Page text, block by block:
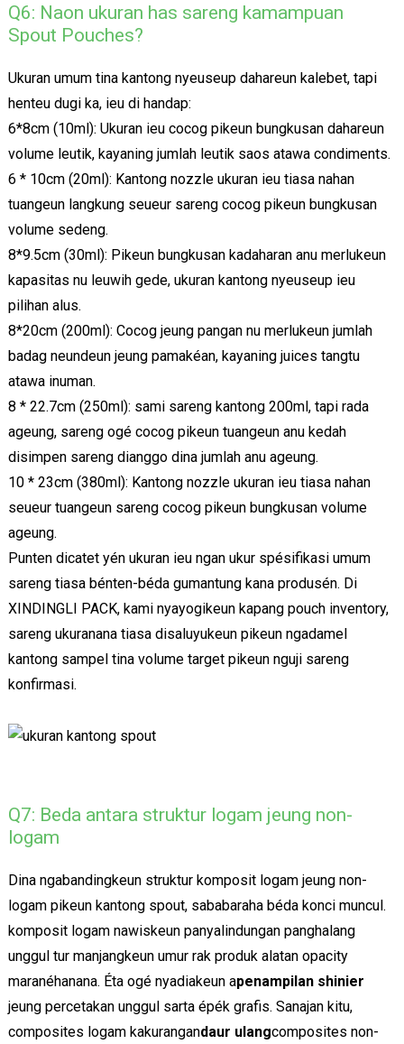
Q6: Naon ukuran has sareng kamampuan
Spout Pouches?
Ukuran umum tina kantong nyeuseup dahareun kalebet, tapi
henteu dugi ka, ieu di handap:
6*8cm (10ml): Ukuran ieu cocog pikeun bungkusan dahareun
volume leutik, kayaning jumlah leutik saos atawa condiments.
6 * 10cm (20ml): Kantong nozzle ukuran ieu tiasa nahan
tuangeun langkung seueur sareng cocog pikeun bungkusan
volume sedeng.
8*9.5cm (30ml): Pikeun bungkusan kadaharan anu merlukeun
kapasitas nu leuwih gede, ukuran kantong nyeuseup ieu
pilihan alus.
8*20cm (200ml): Cocog jeung pangan nu merlukeun jumlah
badag neundeun jeung pamakéan, kayaning juices tangtu
atawa inuman.
8 * 22.7cm (250ml): sami sareng kantong 200ml, tapi rada
ageung, sareng ogé cocog pikeun tuangeun anu kedah
disimpen sareng dianggo dina jumlah anu ageung.
10 * 23cm (380ml): Kantong nozzle ukuran ieu tiasa nahan
seueur tuangeun sareng cocog pikeun bungkusan volume
ageung.
Punten dicatet yén ukuran ieu ngan ukur spésifikasi umum
sareng tiasa bénten-béda gumantung kana produsén. Di
XINDINGLI PACK, kami nyayogikeun kapang pouch inventory,
sareng ukuranana tiasa disaluyukeun pikeun ngadamel
kantong sampel tina volume target pikeun nguji sareng
konfirmasi.
Q7: Beda antara struktur logam jeung non-
logam
Dina ngabandingkeun struktur komposit logam jeung non-
logam pikeun kantong spout, sababaraha béda konci muncul.
komposit logam nawiskeun panyalindungan panghalang
unggul tur manjangkeun umur rak produk alatan opacity
maranéhanana. Éta ogé nyadiakeun apenampilan shinier
jeung percetakan unggul sarta épék grafis. Sanajan kitu,
composites logam kakurangandaur ulangcomposites non-